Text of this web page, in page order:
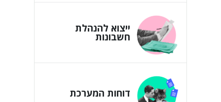
ייצוא להנהלת
חשבונות
דוחות המערכת